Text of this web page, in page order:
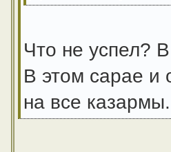
Что не успел?
В этом сарае и
на все казармы.